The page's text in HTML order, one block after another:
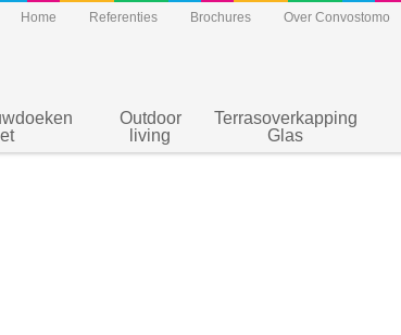
Home Referenties Brochures Over Convostomo
Outdoor
living
Terrasoverkapping
Glas